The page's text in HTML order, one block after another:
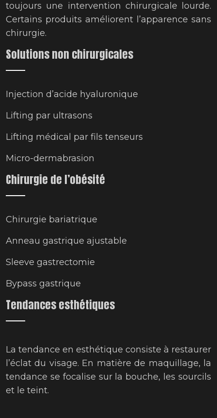
toujours une intervention chirurgicale lourde.
Certains produits améliorent l’apparence sans
chirurgie.
Solutions non chirurgicales
Injection d’acide hyaluronique
Lifting par ultrasons
Lifting médical par fils tenseurs
Micro-dermabrasion
Chirurgie de l’obésité
Chirurgie bariatrique
Anneau gastrique ajustable
Sleeve gastrectomie
Bypass gastrique
Tendances esthétiques
La tendance en esthétique consiste à restaurer
l’éclat du visage. En matière de maquillage, la
tendance se focalise sur la bouche, les sourcils
et le teint.